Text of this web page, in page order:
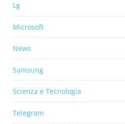
Lg
Microsoft
News
Samsung
Scienza e Tecnologia
Telegram